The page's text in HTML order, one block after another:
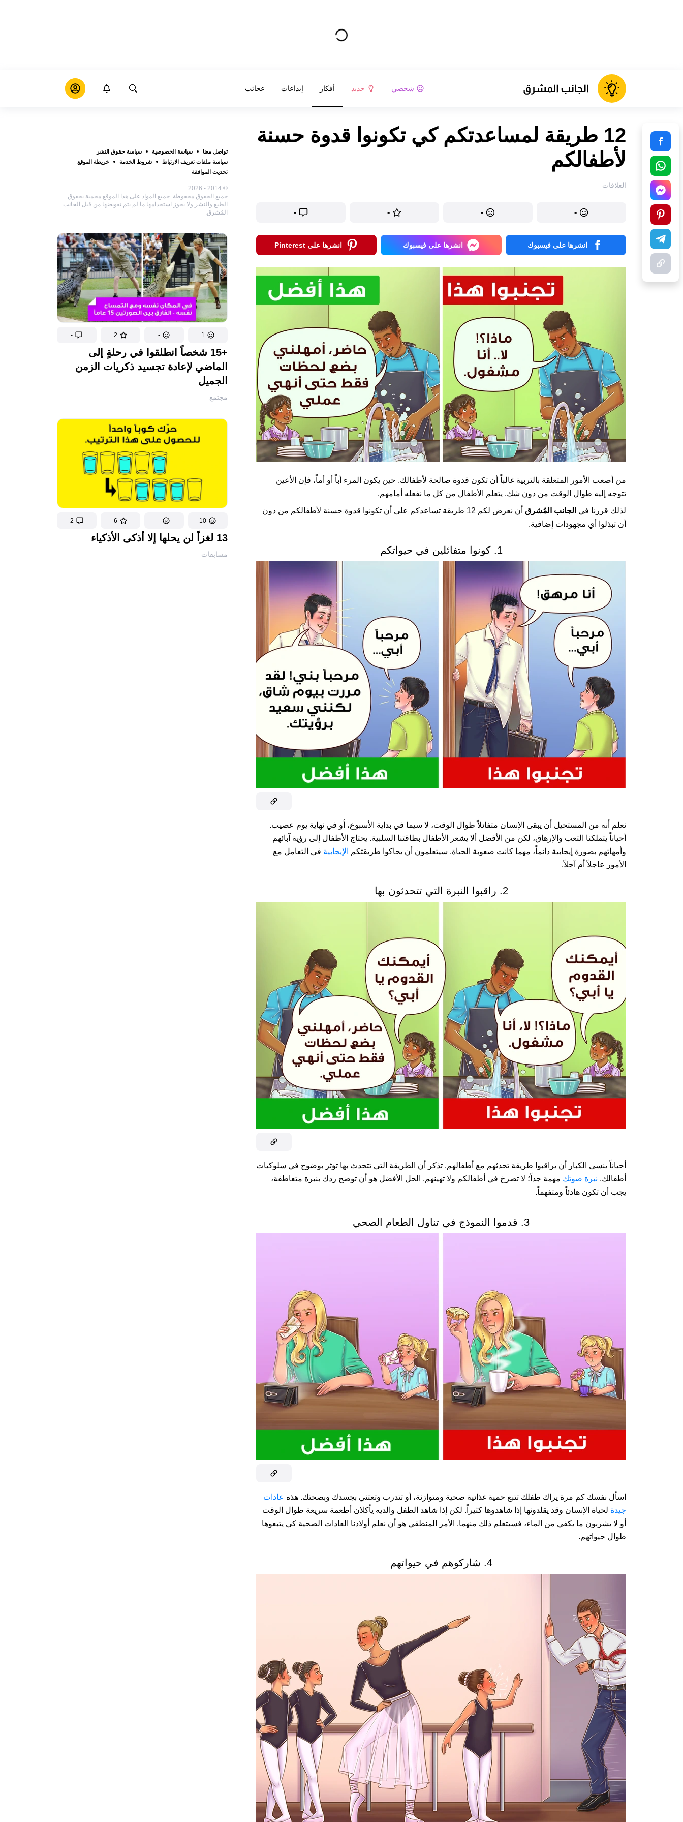
شخصي جديد أفكار إبداعات عجائب
تواصل معنا سياسة الخصوصية
سياسة حقوق النشر
سياسة ملفات تعريف الارتباط
شروط الخدمة
خريطة الموقع
تحديث الموافقة
© 2014 - 2026
جميع الحقوق محفوظة. جميع المواد على هذا الموقع محمية بحقوق
الطبع والنشر ولا يجوز استخدامها ما لم يتم تفويضها من قبل الجانب
المُشرق.
1
-
2
-
+15 شخصاً انطلقوا في رحلةٍ إلى
الماضي لإعادة تجسيد ذكريات الزمن
الجميل
مجتمع
10
-
6
2
13 لغزاً لن يحلها إلا أذكى الأذكياء
مسابقات
12 طريقة لمساعدتكم كي تكونوا قدوة حسنة
لأطفالكم
العلاقات
-
-
-
-
انشرها على فيسبوك انشرها على فيسبوك انشرها على Pinterest
من أصعب الأمور المتعلقة بالتربية غالباً أن تكون قدوة صالحة لأطفالك. حين يكون المرء أباً أو أماً، فإن الأعين
تتوجه إليه طوال الوقت من دون شك. يتعلم الأطفال من كل ما نفعله أمامهم.
لذلك قررنا في الجانب المُشرق
أن نعرض لكم 12 طريقة تساعدكم على أن تكونوا قدوة حسنة لأطفالكم من دون
أن تبذلوا أي مجهودات إضافية.
1. كونوا متفائلين في حيواتكم
نعلم أنه من المستحيل أن يبقى الإنسان متفائلاً طوال الوقت، لا سيما في بداية الأسبوع، أو في نهاية يوم عصيب.
أحياناً يتملكنا التعب والإرهاق، لكن من الأفضل ألا يشعر الأطفال بطاقتنا السلبية. يحتاج الأطفال إلى رؤية آبائهم
وأمهاتهم بصورة إيجابية دائماً، مهما كانت صعوبة الحياة. سيتعلمون أن يحاكوا طريقتكم
الإيجابية في التعامل مع
الأمور عاجلاً أم آجلاً.
2. راقبوا النبرة التي تتحدثون بها
أحياناً ينسى الكبار أن يراقبوا طريقة تحدثهم مع أطفالهم. تذكر أن الطريقة التي تتحدث بها تؤثر بوضوح في سلوكيات
أطفالك. نبرة صوتك مهمة جداً؛ لا تصرخ في أطفالكم ولا تهينهم. الحل الأفضل هو أن توضح ردك بنبرة متعاطفة،
يجب أن تكون هادئاً ومتفهماً.
3. قدموا النموذج في تناول الطعام الصحي
اسأل نفسك كم مرة يراك طفلك تتبع حمية غذائية صحية ومتوازنة، أو تتدرب وتعتني بجسدك وبصحتك. هذه عادات
جيدة لحياة الإنسان وقد يقلدونها إذا شاهدوها كثيراً. لكن إذا شاهد الطفل والديه يأكلان أطعمة سريعة طوال الوقت
أو لا يشربون ما يكفي من الماء، فسيتعلم ذلك منهما. الأمر المنطقي هو أن نعلم أولادنا العادات الصحية كي يتبعوها
طوال حيواتهم.
4. شاركوهم في حيواتهم